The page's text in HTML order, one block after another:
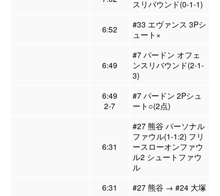
スリバウンド(0-1-1)
6:52
#33 エヴァンス 3Pシ
ュート×
6:49
#7 パードン オフェ
ンスリバウンド(2-1-
3)
6:49
2-7
#7 パードン 2Pシュ
ート○(2点)
6:31
#27 熊谷 パーソナル
ファウル(1-1:2) フリ
ースローオンファウ
ル2 シュートファウ
ル
6:31
#27 熊谷 → #24 大塚